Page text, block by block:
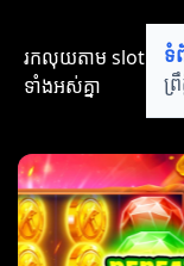
រកលុយតាម​ slot​​
ទាំងអស់គ្នា
ទំ
ព្